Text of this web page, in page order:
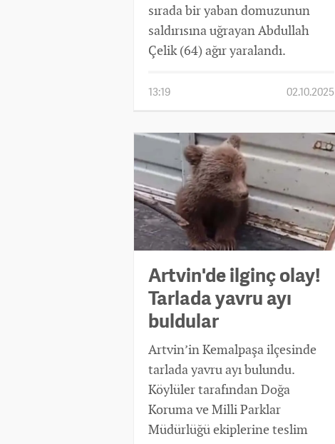
sırada bir yaban domuzunun
saldırısına uğrayan Abdullah
Çelik (64) ağır yaralandı.
13:19 02.10.2025
Artvin'de ilginç olay!
Tarlada yavru ayı
buldular
Artvin’in Kemalpaşa ilçesinde
tarlada yavru ayı bulundu.
Köylüler tarafından Doğa
Koruma ve Milli Parklar
Müdürlüğü ekiplerine teslim